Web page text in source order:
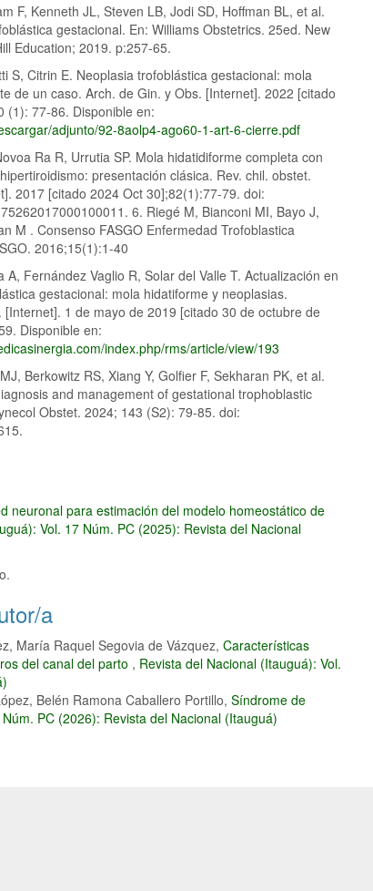
F, Kenneth JL, Steven LB, Jodi SD, Hoffman BL, et al.
gestacional. En: Williams Obstetrics. 25ed. New
Education; 2019. p:257-65.
S, Citrin E. Neoplasia trofoblástica gestacional: mola
de un caso. Arch. de Gin. y Obs. [Internet]. 2022 [citado
(1): 77-86. Disponible en:
adjunto/92-8aolp4-ago60-1-art-6-cierre.pdf
Ra R, Urrutia SP. Mola hidatidiforme completa con
presentación clásica. Rev. chil. obstet.
2017 [citado 2024 Oct 30];82(1):77-79. doi:
6. Riegé M, Bianconi MI, Bayo J,
M . Consenso FASGO Enfermedad Trofoblastica
2016;15(1):1-40
A, Fernández Vaglio R, Solar del Valle T. Actualización en
gestacional: mola hidatiforme y neoplasias.
[Internet]. 1 de mayo de 2019 [citado 30 de octubre de
Disponible en:
index.php/rms/article/view/193
Berkowitz RS, Xiang Y, Golfier F, Sekharan PK, et al.
and management of gestational trophoblastic
Obstet. 2024; 143 (S2): 79-85. doi:
neuronal para estimación del modelo homeostático de
Vol. 17 Núm. PC (2025): Revista del Nacional
a
María Raquel Segovia de Vázquez, Características
del canal del parto , Revista del Nacional (Itauguá): Vol.
Belén Ramona Caballero Portillo, Síndrome de
PC (2026): Revista del Nacional (Itauguá)